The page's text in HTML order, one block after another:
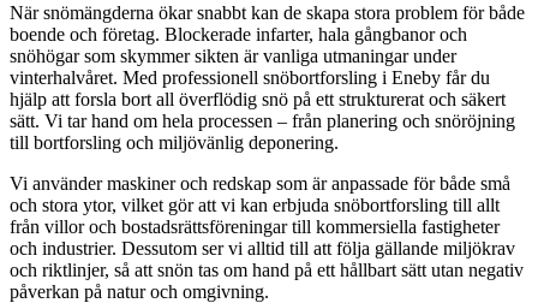
När snömängderna ökar snabbt kan de skapa stora problem för både
boende och företag. Blockerade infarter, hala gångbanor och
snöhögar som skymmer sikten är vanliga utmaningar under
vinterhalvåret. Med professionell snöbortforsling i Eneby får du
hjälp att forsla bort all överflödig snö på ett strukturerat och säkert
sätt. Vi tar hand om hela processen – från planering och snöröjning
till bortforsling och miljövänlig deponering.
Vi använder maskiner och redskap som är anpassade för både små
och stora ytor, vilket gör att vi kan erbjuda snöbortforsling till allt
från villor och bostadsrättsföreningar till kommersiella fastigheter
och industrier. Dessutom ser vi alltid till att följa gällande miljökrav
och riktlinjer, så att snön tas om hand på ett hållbart sätt utan negativ
påverkan på natur och omgivning.